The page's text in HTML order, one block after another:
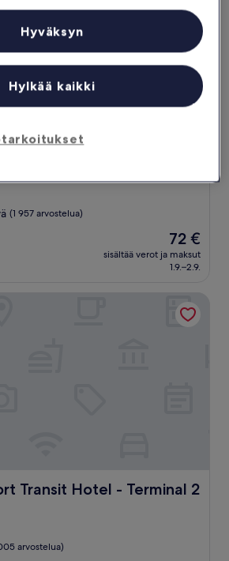
(1 957 arvostelua)
Hinta
on
72 €
72 €
sisältää verot ja maksut
1.9.–2.9.
Transit Hotel - Terminal 2
Hotel - Terminal 2
arvostelua)
luettelo
Hylkää kaikki
Hyväksyn